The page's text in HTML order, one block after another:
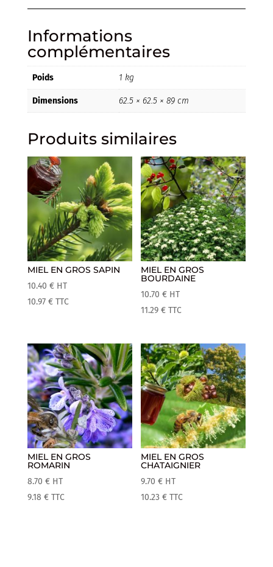
Informations
complémentaires
Poids 1 kg
Dimensions 62.5 × 62.5 × 89 cm
Produits similaires
MIEL EN GROS SAPIN
10.40 € HT
10.97 € TTC
MIEL EN GROS
BOURDAINE
10.70€ HT
11.29€ TTC
MIEL EN GROS
ROMARIN
8.70 € HT
9.18 € TTC
MIEL EN GROS
CHATAIGNIER
9.70€ HT
10.23€ TTC